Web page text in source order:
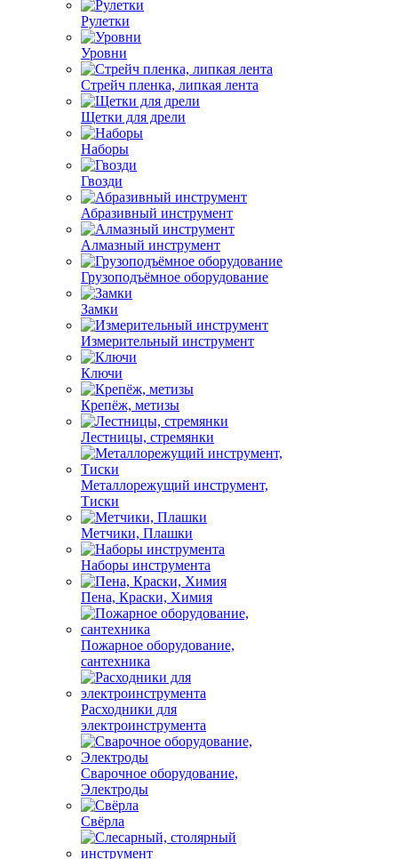
Рулетки
Уровни
Стрейч пленка, липкая лента
Щетки для дрели
Наборы
Гвозди
Абразивный инструмент
Алмазный инструмент
Грузоподъёмное оборудование
Замки
Измерительный инструмент
Ключи
Крепёж, метизы
Лестницы, стремянки
Металлорежущий инструмент,
Тиски
Метчики, Плашки
Наборы инструмента
Пена, Краски, Химия
Пожарное оборудование,
сантехника
Расходники для
электроинструмента
Сварочное оборудование,
Электроды
Свёрла